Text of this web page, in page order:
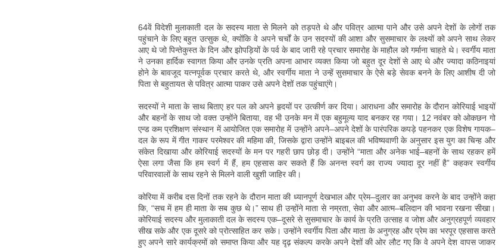
64वें विदेशी मुलाकाती दल के सदस्य माता से मिलने को तड़पते थे और पवित्र आत्मा पाने और उसे अपने देशों के लोगों तक
पहुंचाने के लिए बहुत उत्सुक थे, क्योंकि वे अपने चर्चों के उन सदस्यों की आशा और सुसमाचार के लक्ष्यों को अपने साथ लेकर
आए थे जो पिन्तेकुस्त के दिन और झोपड़ियों के पर्व के बाद जारी रहे प्रचार समारोह के माहौल को गर्माना चाहते थे। स्वर्गीय माता
ने उनका हार्दिक स्वागत किया और उनके प्रति अपना आभार व्यक्त किया जो बहुत दूर देशों से आए थे और ज्यादा कठिनाइयां
होने के बावजूद यत्नपूर्वक प्रचार करते थे, और स्वर्गीय माता ने उन्हें सुसमाचार के ऐसे बड़े सेवक बनने के लिए आशीष दी जो
पिता से बहुतायत से पवित्र आत्मा पाकर उसे अपने देशों तक पहुंचाएंगे।
सदस्यों ने माता के साथ बिताए हर पल को अपने हृदयों पर उत्कीर्ण कर दिया। आराधना और समारोह के दौरान कोरियाई भाइयों
और बहनों के साथ जो वक्त उन्होंने बिताया, वह भी उनके मन में एक बहुमूल्य याद बनकर रह गया। 12 नवंबर को ओकछन गो
एन्ड कम प्रशिक्षण संस्थान में आयोजित एक समारोह में उन्होंने अपने–अपने देशों के पारंपरिक कपड़े पहनकर एक विशेष गायक–
दल के रूप में गीत गाकर परमेश्वर की महिमा की, जिसके द्वारा उन्होंने बाइबल की भविष्यवाणी के अनुसार इस युग का चिन्ह और
संकेत दिखाया और कोरियाई सदस्यों के मन पर गहरी छाप छोड़ दी। उन्होंने “माता और अनेक भाई–बहनों के साथ रहकर हमें
ऐसा लगा जैसा कि हम स्वर्ग में हैं, हम एहसास कर सकते हैं कि अनन्त स्वर्ग का राज्य ज्यादा दूर नहीं है” कहकर स्वर्गीय
परिवारवालों के साथ रहने से मिलने वाली खुशी जाहिर की।
कोरिया में करीब दस दिनों तक रहने के दौरान माता की ध्यानपूर्ण देखभाल और प्रेम–दुलार का अनुभव करने के बाद उन्होंने कहा
कि, “सच में हम ही माता के सब कुछ थे।” साथ ही उन्होंने माता से नम्रता, सेवा और आत्म–बलिदान की भावना रखना सीखा।
कोरियाई सदस्य और मुलाकाती दल के सदस्य एक–दूसरे से सुसमाचार के कार्य के प्रति उत्साह व जोश और अनुग्रहपूर्ण व्यवहार
सीख सके और एक दूसरे को प्रोत्साहित कर सके। उन्होंने स्वर्गीय पिता और माता के अनुग्रह और प्रेम का भरपूर एहसास करते
हुए अपने सारे कार्यक्रमों को समाप्त किया और यह दृढ़ संकल्प करके अपने देशों की ओर लौट गए कि वे अपने देश वापस जाकर